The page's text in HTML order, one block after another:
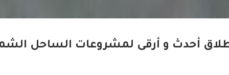
أحدث و أرقى لمشروعات الساحل